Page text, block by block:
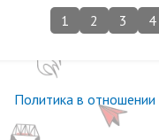
1 2 3 4
Политика в